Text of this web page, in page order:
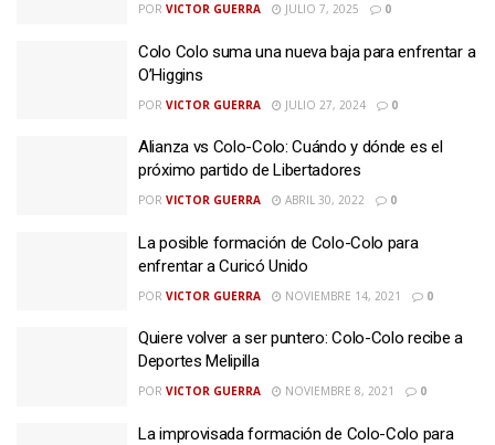
POR VICTOR GUERRA JULIO 7, 2025 0
Colo Colo suma una nueva baja para enfrentar a
O’Higgins
POR VICTOR GUERRA JULIO 27, 2024 0
Alianza vs Colo-Colo: Cuándo y dónde es el
próximo partido de Libertadores
POR VICTOR GUERRA ABRIL 30, 2022 0
La posible formación de Colo-Colo para
enfrentar a Curicó Unido
POR VICTOR GUERRA NOVIEMBRE 14, 2021 0
Quiere volver a ser puntero: Colo-Colo recibe a
Deportes Melipilla
POR VICTOR GUERRA NOVIEMBRE 8, 2021 0
La improvisada formación de Colo-Colo para